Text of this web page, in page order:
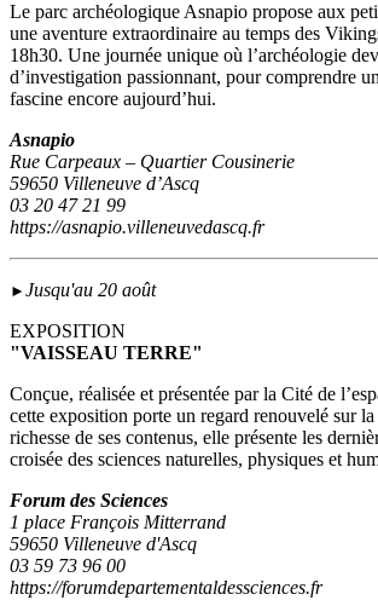
Le parc archéologique Asnapio propose aux
une aventure extraordinaire au temps des
18h30. Une journée unique où l’archéologie
d’investigation passionnant, pour comprendre
fascine encore aujourd’hui.
Asnapio
Rue Carpeaux – Quartier Cousinerie
59650 Villeneuve d’Ascq
03 20 47 21 99
https://asnapio.villeneuvedascq.fr
► Jusqu'au 20 août
EXPOSITION
"VAISSEAU TERRE"
Conçue, réalisée et présentée par la Cité de
cette exposition porte un regard renouvelé sur
richesse de ses contenus, elle présente les
croisée des sciences naturelles, physiques et
Forum des Sciences
1 place François Mitterrand
59650 Villeneuve d'Ascq
03 59 73 96 00
https://forumdepartementaldessciences.fr